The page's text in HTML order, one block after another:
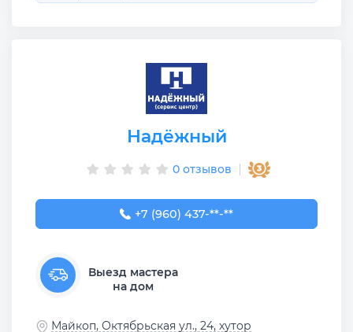
Надёжный
0 отзывов
+7 (960) 437-08-30
+7 (960) 437-**-**
Выезд мастера
на дом
Майкоп, Октябрьская ул., 24, хутор